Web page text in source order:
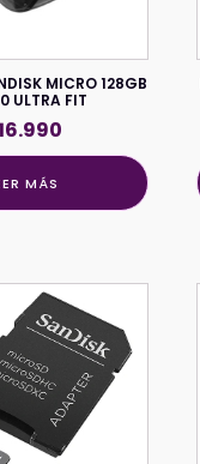
MICRO 128GB
ULTRA FIT
MÁS